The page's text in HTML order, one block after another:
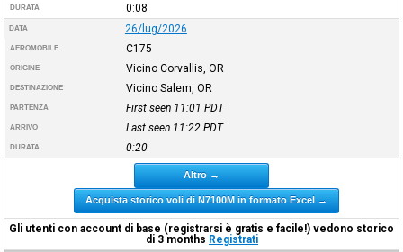
DURATA 0:08
DATA 26/lug/2026
AEROMOBILE C175
ORIGINE Vicino Corvallis, OR
DESTINAZIONE Vicino Salem, OR
PARTENZA First seen 11:01 PDT
ARRIVO Last seen 11:22 PDT
DURATA 0:20
Altro →
Acquista storico voli di N7100M in formato Excel →
Gli utenti con account di base (registrarsi è gratis e facile!) vedono storico
di 3 months Registrati